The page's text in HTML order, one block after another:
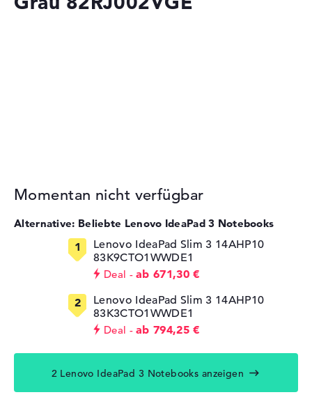
Merkzettel
Momentan nicht verfügbar
Alternative: Beliebte Lenovo IdeaPad 3 Notebooks
Lenovo IdeaPad Slim 3 14AHP10
83K9CTO1WWDE1
Deal
ab 671,30 €
Lenovo IdeaPad Slim 3 14AHP10
83K3CTO1WWDE1
Deal ab 794,25 €
2 Lenovo IdeaPad 3 Notebooks anzeigen